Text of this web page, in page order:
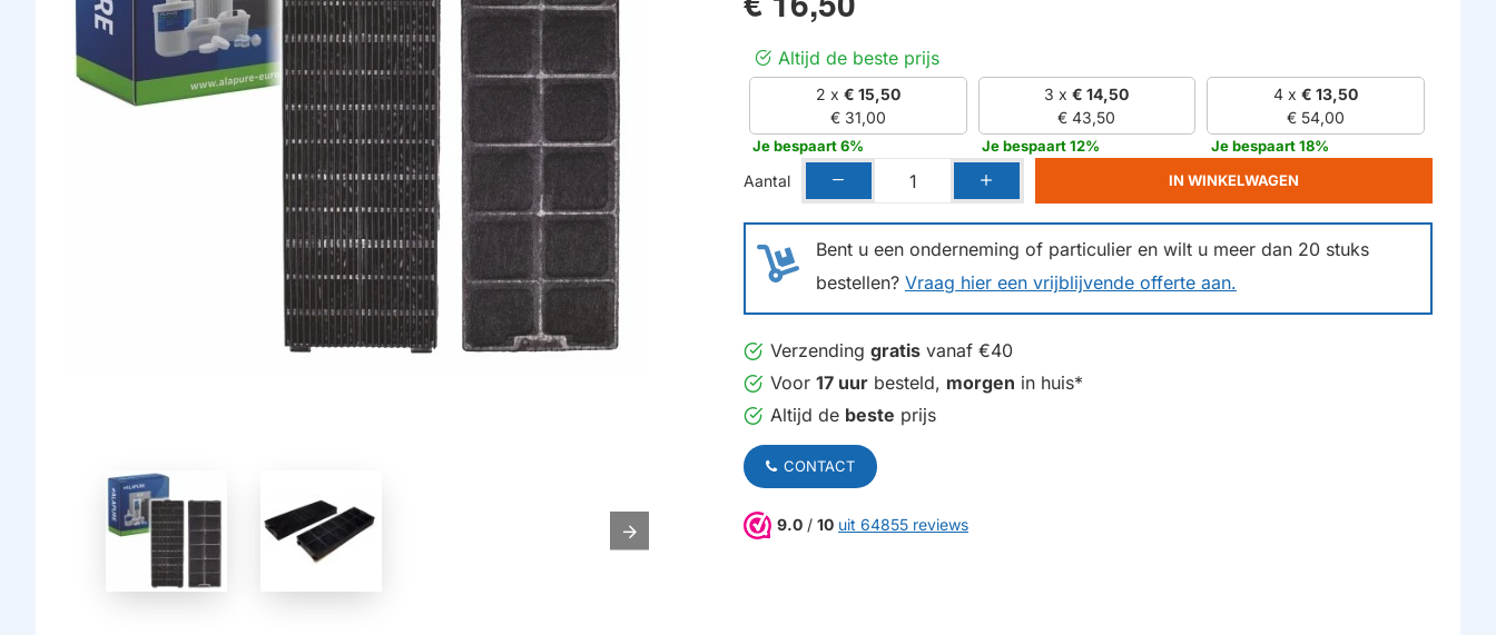
Altijd de beste prijs
2 x € 15,50
€ 31,00
Je bespaart 6%
3 x€ 14,50
€ 43,50
Je bespaart 12%
4 x€ 13,50
€ 54,00
Je bespaart 18%
Bent u een onderneming of particulier en wilt u meer dan 20 stuks
bestellen? Vraag hier een vrijblijvende offerte aan.
Aantal IN WINKELWAGEN
Verzending gratis vanaf €40
Voor 17 uur besteld, morgen in huis*
Altijd de beste prijs
CONTACT
9.0 / 10 uit 64855 reviews